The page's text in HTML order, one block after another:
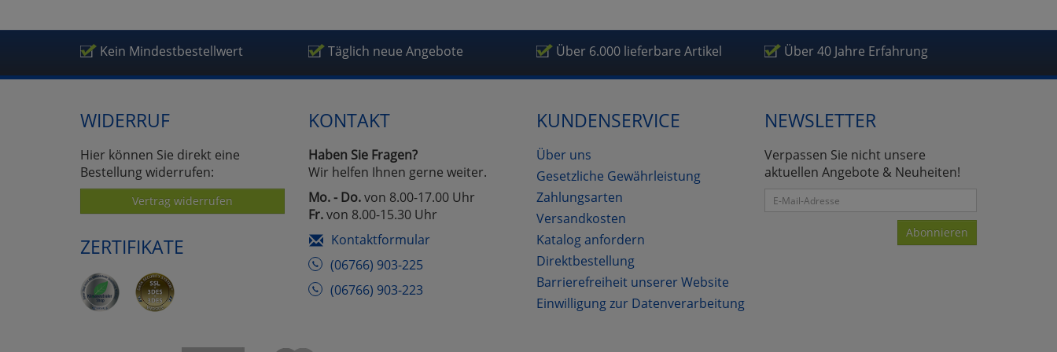
Kein Mindestbestellwert Täglich neue Angebote Über 6.000 lieferbare Artikel Über 40 Jahre Erfahrung
WIDERRUF
Hier können Sie direkt eine
Bestellung widerrufen:
Vertrag widerrufen
ZERTIFIKATE
KONTAKT
Haben Sie Fragen?
Wir helfen Ihnen gerne weiter.
Mo. - Do.von 8.00-17.00 Uhr
Fr.von 8.00-15.30 Uhr
Kontaktformular
(06766) 903-225
(06766) 903-223
KUNDENSERVICE
Über uns
Gesetzliche Gewährleistung
Zahlungsarten
Versandkosten
Katalog anfordern
Direktbestellung
Barrierefreiheit unserer Website
Einwilligung zur Datenverarbeitung
NEWSLETTER
Verpassen Sie nicht unsere
aktuellen Angebote & Neuheiten!
Abonnieren
Cookies
Alle Akzeptieren Cookies
Einstellungen speichern
zurückzu Haupptseite Zustimmung Datenverarbeitung (Seitenende)